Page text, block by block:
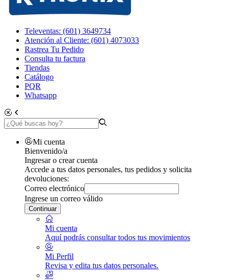
Televentas: (601) 3649734
Atención al Cliente: (601) 4073033
Rastrea Tu Pedido
Consulta tu factura
Tiendas
Catálogo
PQR
Whatsapp
Mi cuenta
Bienvenido/a
Ingresar o crear cuenta
Accede a tus datos personales, tus pedidos y solicita
devoluciones:
Correo electrónico
Ingrese un correo válido
Continuar
Mi cuenta
Aquí podrás consultar todos tus movimientos
Mi Perfil
Revisa y edita tus datos personales.